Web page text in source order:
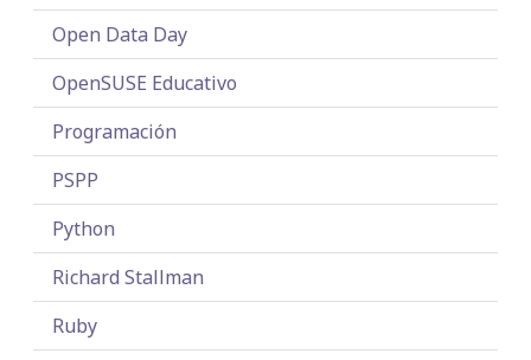
Open Data Day
OpenSUSE Educativo
Programación
PSPP
Python
Richard Stallman
Ruby